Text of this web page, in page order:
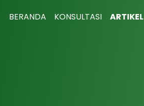
BERANDA KONSULTASI ARTIKEL